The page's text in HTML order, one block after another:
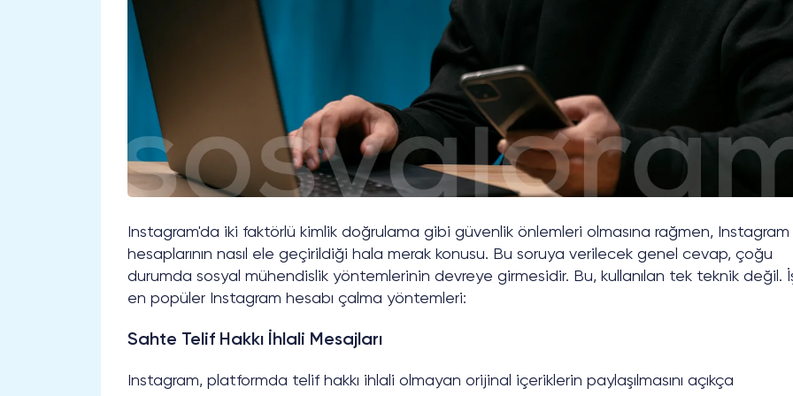
Instagram'da iki faktörlü kimlik doğrulama gibi güvenlik önlemleri olmasına rağmen, Instagram
hesaplarının nasıl ele geçirildiği hala merak konusu. Bu soruya verilecek genel cevap, çoğu
durumda sosyal mühendislik yöntemlerinin devreye girmesidir. Bu, kullanılan tek teknik değil.
en popüler Instagram hesabı çalma yöntemleri:
Sahte Telif Hakkı İhlali Mesajları
Instagram, platformda telif hakkı ihlali olmayan orijinal içeriklerin paylaşılmasını açıkça